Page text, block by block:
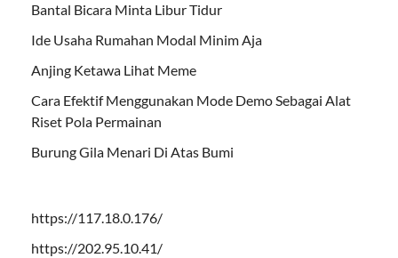
Bantal Bicara Minta Libur Tidur
Ide Usaha Rumahan Modal Minim Aja
Anjing Ketawa Lihat Meme
Cara Efektif Menggunakan Mode Demo Sebagai Alat
Riset Pola Permainan
Burung Gila Menari Di Atas Bumi
https://117.18.0.176/
https://202.95.10.41/